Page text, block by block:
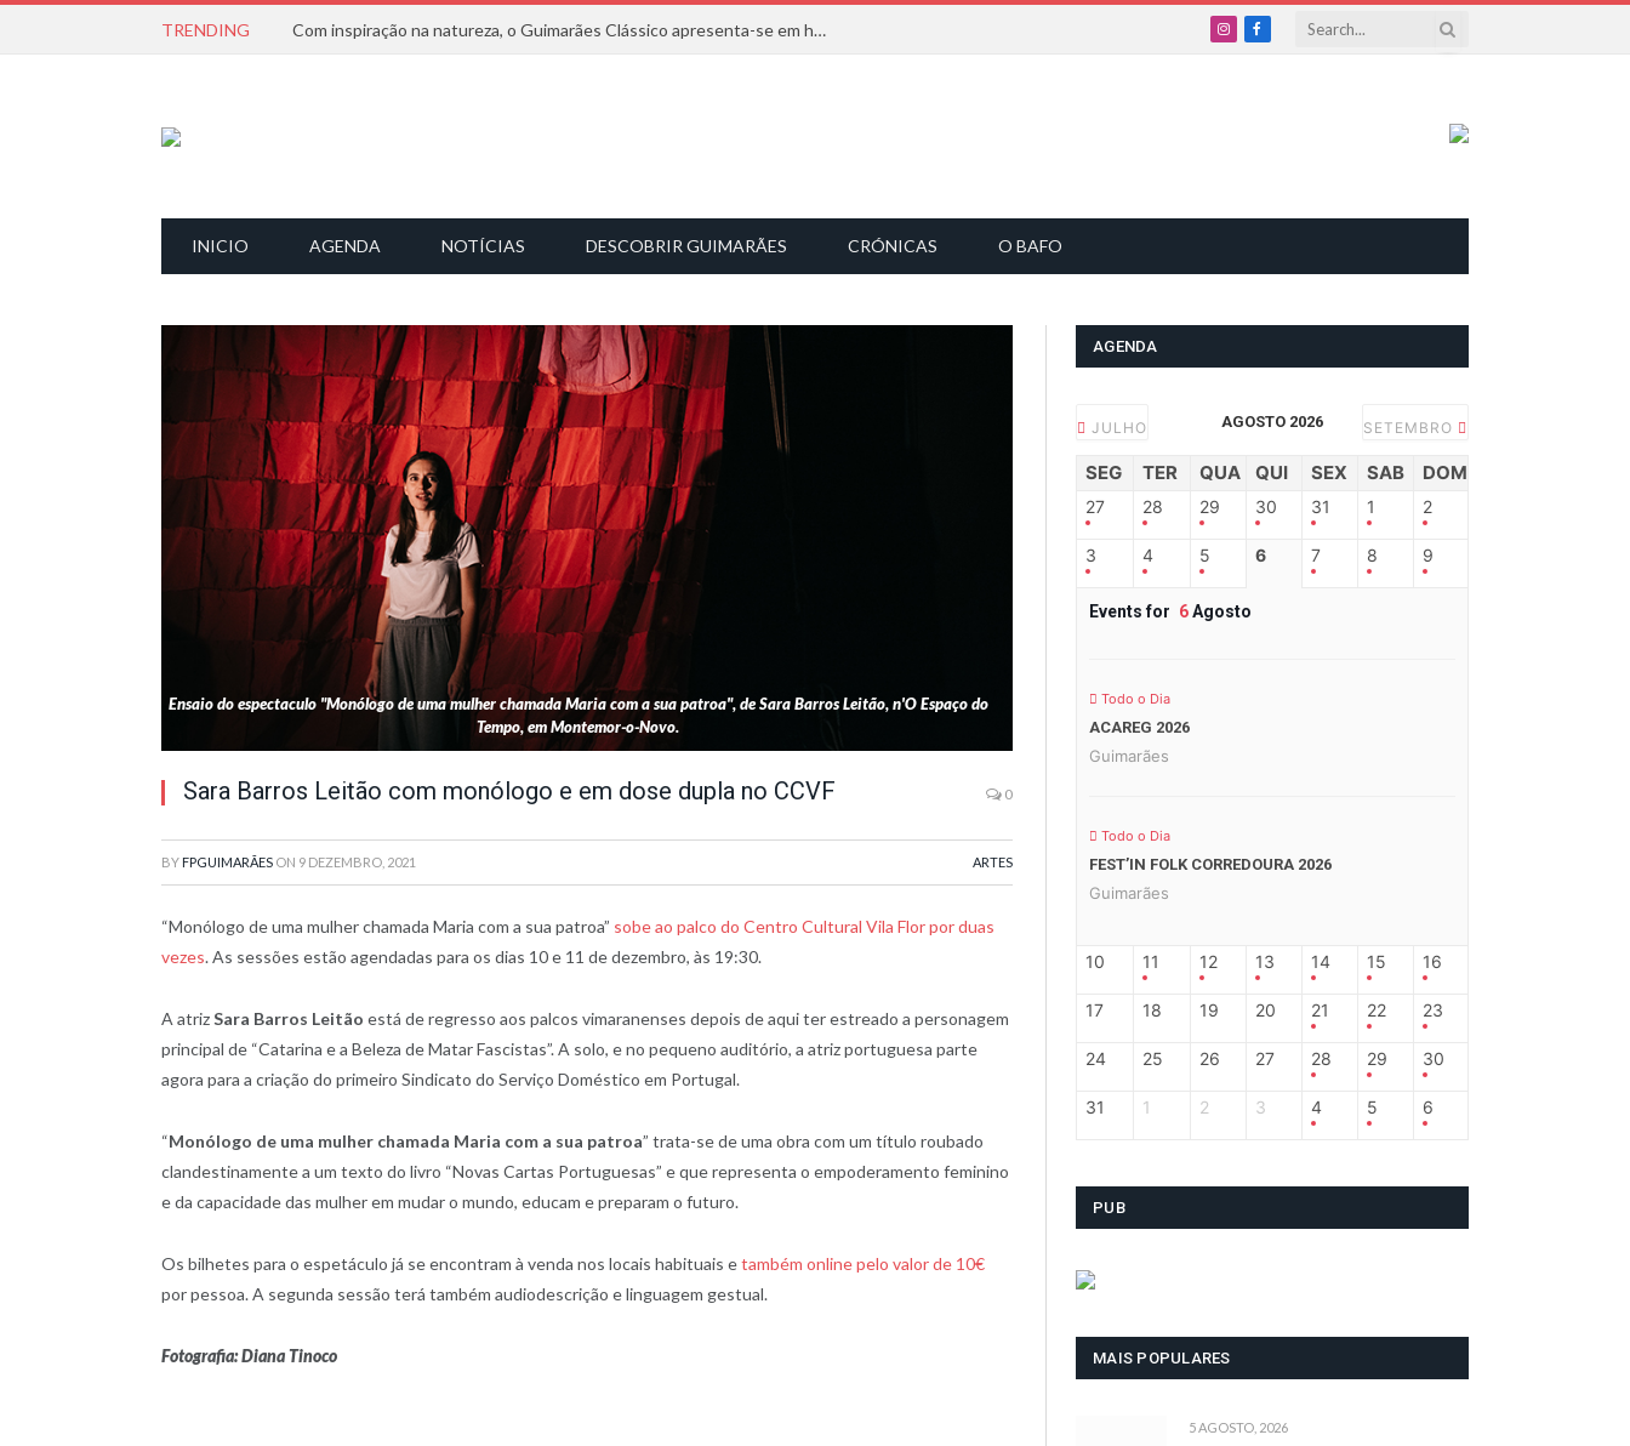
TRENDING Com inspiração na natureza, o Guimarães Clássico apresenta-se em harmonia musical
InstagramFacebook
INICIO AGENDA NOTÍCIAS DESCOBRIR GUIMARÃES CRÓNICAS O BAFO
Ensaio do espectaculo "Monólogo de uma mulher chamada Maria com a sua patroa", de Sara Barros Leitão, n'O Espaço do
Tempo, em Montemor-o-Novo.
Sara Barros Leitão com monólogo e em dose dupla no CCVF 0
BY FPGUIMARÃES ON 9 DEZEMBRO, 2021 ARTES
“Monólogo de uma mulher chamada Maria com a sua patroa” sobe ao palco do Centro Cultural Vila Flor por duas
vezes. As sessões estão agendadas para os dias 10 e 11 de dezembro, às 19:30.
A atrizSara Barros Leitão está de regresso aos palcos vimaranenses depois de aqui ter estreado a personagem
principal de “Catarina e a Beleza de Matar Fascistas”. A solo, e no pequeno auditório, a atriz portuguesa parte
agora para a criação do primeiro Sindicato do Serviço Doméstico em Portugal.
“Monólogo de uma mulher chamada Maria com a sua patroa” trata-se de uma obra com um título roubado
clandestinamente a um texto do livro “Novas Cartas Portuguesas” e que representa o empoderamento feminino
e da capacidade das mulher em mudar o mundo, educam e preparam o futuro.
Os bilhetes para o espetáculo já se encontram à venda nos locais habituais etambém online pelo valor de 10€
por pessoa. A segunda sessão terá também audiodescrição e linguagem gestual.
Fotografia: Diana Tinoco
AGENDA
JULHO AGOSTO 2026 SETEMBRO
SEG TER QUA QUI SEX SAB DOM
27 28 29 30 31 1 2
3 4 5 6 7 8 9
Events for 6Agosto
Todo o Dia
ACAREG 2026
Guimarães
Todo o Dia
FEST’IN FOLK CORREDOURA 2026
Guimarães
10 11 12 13 14 15 16
17 18 19 20 21 22 23
24 25 26 27 28 29 30
31 1 2 3 4 5 6
PUB
MAIS POPULARES
5 AGOSTO, 2026